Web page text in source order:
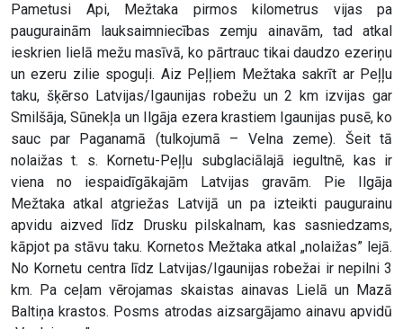
Pametusi Api, Mežtaka pirmos kilometrus vijas pa
paugurainām lauksaimniecības zemju ainavām, tad atkal
ieskrien lielā mežu masīvā, ko pārtrauc tikai daudzo ezeriņu
un ezeru zilie spoguļi. Aiz Peļļiem Mežtaka sakrīt ar Peļļu
taku, šķērso Latvijas/Igaunijas robežu un 2 km izvijas gar
Smilšāja, Sūnekļa un Ilgāja ezera krastiem Igaunijas pusē, ko
sauc par Paganamā (tulkojumā – Velna zeme). Šeit tā
nolaižas t. s. Kornetu-Peļļu subglaciālajā iegultnē, kas ir
viena no iespaidīgākajām Latvijas gravām. Pie Ilgāja
Mežtaka atkal atgriežas Latvijā un pa izteikti paugurainu
apvidu aizved līdz Drusku pilskalnam, kas sasniedzams,
kāpjot pa stāvu taku. Kornetos Mežtaka atkal „nolaižas” lejā.
No Kornetu centra līdz Latvijas/Igaunijas robežai ir nepilni 3
km. Pa ceļam vērojamas skaistas ainavas Lielā un Mazā
Baltiņa krastos. Posms atrodas aizsargājamo ainavu apvidū